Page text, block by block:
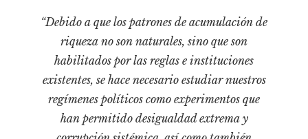
Libros usados
Literatura
Medioambiente
Narrativas visuales
“Debido a que los patrones de acumulación de
riqueza no son naturales, sino que son
habilitados por las reglas e instituciones
existentes, se hace necesario estudiar nuestros
regímenes políticos como experimentos que
han permitido desigualdad extrema y